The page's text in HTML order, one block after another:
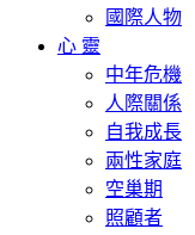
國際人物
心 靈
中年危機
人際關係
自我成長
兩性家庭
空巢期
照顧者